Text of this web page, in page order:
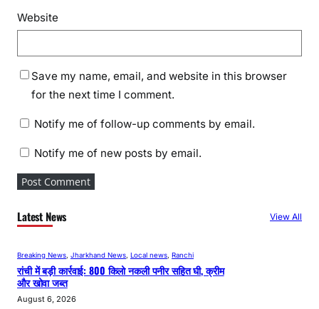
Website
Save my name, email, and website in this browser
for the next time I comment.
Notify me of follow-up comments by email.
Notify me of new posts by email.
Latest News View All
Breaking News Jharkhand News Local news Ranchi
रांची में बड़ी कार्रवाई: 800 किलो नकली पनीर सहित घी, क्रीम
और खोवा जब्त
August 6, 2026